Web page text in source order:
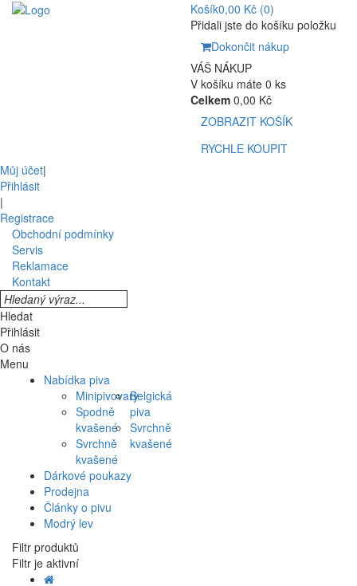
Košík0,00 Kč (0)
Přidali jste do košíku položku
Dokončit nákup
VÁŠ NÁKUP
V košíku máte 0 ks
Celkem 0,00 Kč
ZOBRAZIT KOŠÍK
RYCHLE KOUPIT
Můj účet|
Přihlásit
|
Registrace
Obchodní podmínky
Servis
Reklamace
Kontakt
Hledat
Přihlásit
O nás
Menu
Nabídka piva
Minipivovary
Spodně
kvašené
Svrchně
kvašené
Belgická
piva
Svrchně
kvašené
Dárkové poukazy
Prodejna
Články o pivu
Modrý lev
Filtr produktů
Filtr je aktivní